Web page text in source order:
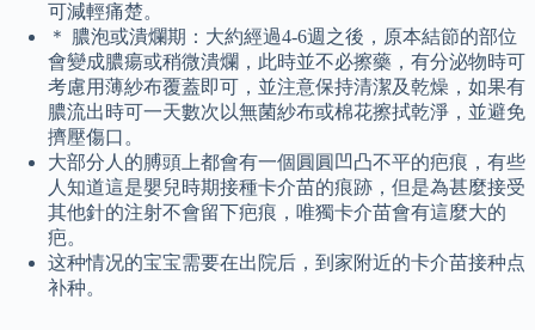
可減輕痛楚。
＊ 膿泡或潰爛期：大約經過4-6週之後，原本結節的部位
會變成膿瘍或稍微潰爛，此時並不必擦藥，有分泌物時可
考慮用薄紗布覆蓋即可，並注意保持清潔及乾燥，如果有
膿流出時可一天數次以無菌紗布或棉花擦拭乾淨，並避免
擠壓傷口。
大部分人的膊頭上都會有一個圓圓凹凸不平的疤痕，有些
人知道這是嬰兒時期接種卡介苗的痕跡，但是為甚麼接受
其他針的注射不會留下疤痕，唯獨卡介苗會有這麼大的
疤。
这种情况的宝宝需要在出院后，到家附近的卡介苗接种点
补种。